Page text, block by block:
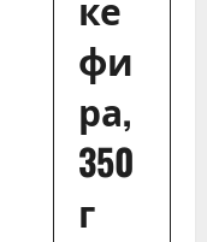
фи
ра,
350
г